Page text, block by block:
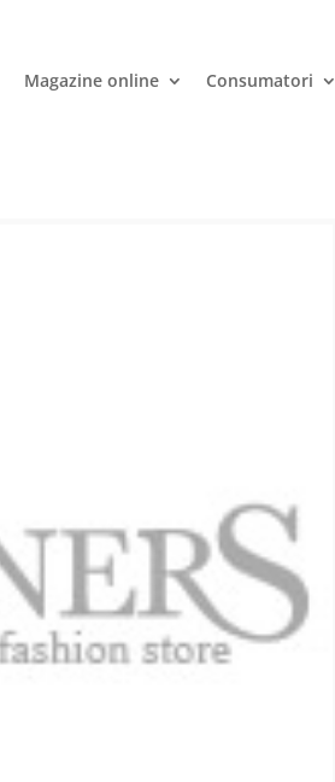
Magazine online Consumatori